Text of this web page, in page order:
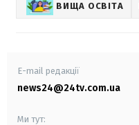
ВИЩА ОСВІТА
E-mail редакції
news24@24tv.com.ua
Ми тут: